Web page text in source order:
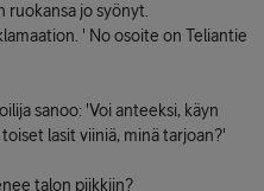
jo syönyt.
' No osoite on Teliantie
sanoo: 'Voi anteeksi, käyn
lasit viiniä, minä tarjoan?'
talon piikkiin?